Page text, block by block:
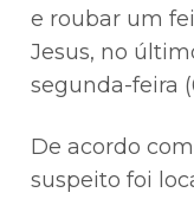
e roubar um
Jesus, no
segunda-feira
De acordo
suspeito foi